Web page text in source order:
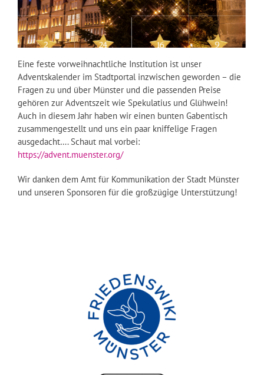
Eine feste vorweihnachtliche Institution ist unser
Adventskalender im Stadtportal inzwischen geworden – die
Fragen zu und über Münster und die passenden Preise
gehören zur Adventszeit wie Spekulatius und Glühwein!
Auch in diesem Jahr haben wir einen bunten Gabentisch
zusammengestellt und uns ein paar kniffelige Fragen
ausgedacht…. Schaut mal vorbei:
https://advent.muenster.org/
Wir danken dem Amt für Kommunikation der Stadt Münster
und unseren Sponsoren für die großzügige Unterstützung!